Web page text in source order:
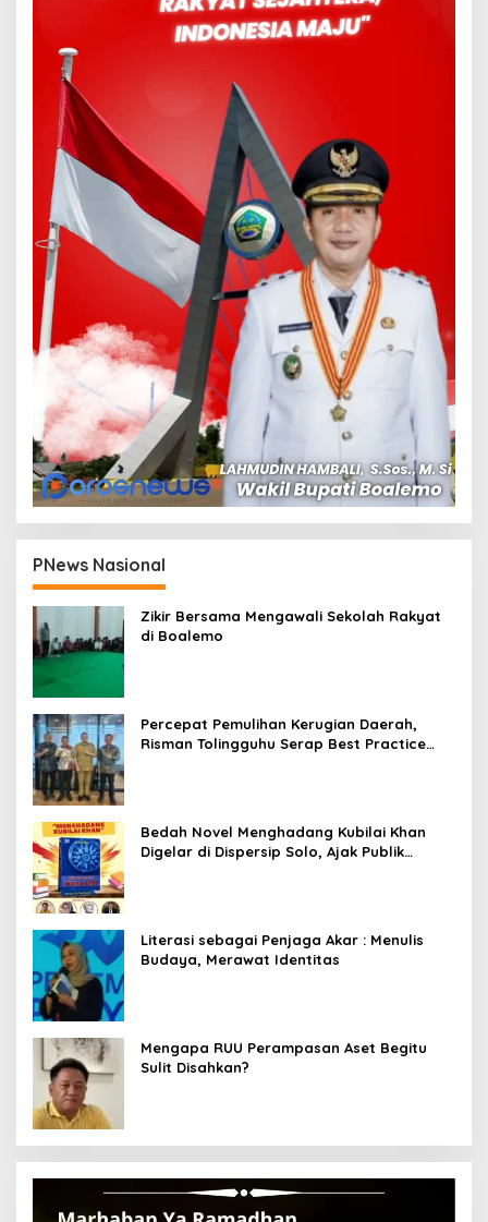
PNews Nasional
Zikir Bersama Mengawali Sekolah Rakyat
di Boalemo
Percepat Pemulihan Kerugian Daerah,
Risman Tolingguhu Serap Best Practice
Bedah Novel Menghadang Kubilai Khan
Digelar di Dispersip Solo, Ajak Publik
Literasi sebagai Penjaga Akar : Menulis
Budaya, Merawat Identitas
Mengapa RUU Perampasan Aset Begitu
Sulit Disahkan?